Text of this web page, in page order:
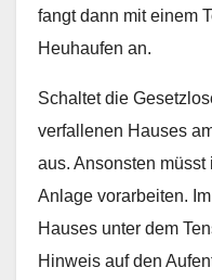
fangt dann mit einem
Heuhaufen an.
Schaltet die
verfallenen Hauses
aus. Ansonsten
Anlage vorarbeiten.
Hauses unter dem
Hinweis auf den